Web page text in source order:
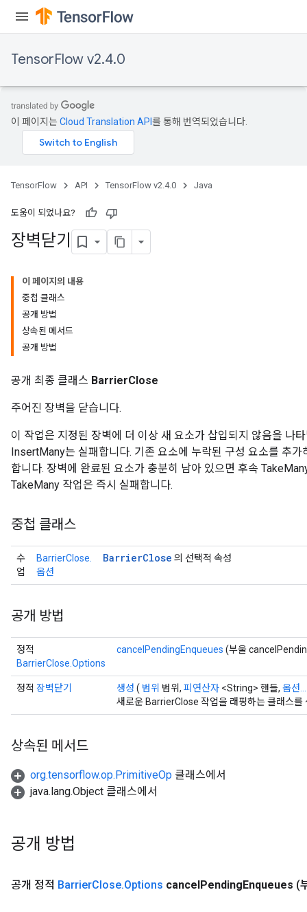
TensorFlow v2.4.0
이 페이지는Cloud Translation API 를 통해 번역되었습니다.
TensorFlow API TensorFlow v2.4.0 Java
도움이 되었나요?
장벽닫기
이 페이지의 내용
중첩 클래스
공개 방법
상속된 메서드
공개 방법
공개 최종 클래스 BarrierClose
주어진 장벽을 닫습니다.
이 작업은 지정된 장벽에 더 이상 새 요소가 삽입되지 않음을 나
InsertMany는 실패합니다. 기존 요소에 누락된 구성 요소를 추
합니다. 장벽에 완료된 요소가 충분히 남아 있으면 후속
TakeMany 작업은 즉시 실패합니다.
중첩 클래스
수
업
BarrierClose.
옵션
BarrierClose 의 선택적 속성
공개 방법
정적
BarrierClose.Options
cancelPendingEnqueues (부울
정적 장벽닫기 생성 ( 범위 범위, 피연산자 <String> 핸들, 옵션...
새로운 BarrierClose 작업을 래핑하는 클래스를
상속된 메서드
org.tensorflow.op.PrimitiveOp 클래스에서
java.lang.Object 클래스에서
공개 방법
공개 정적 BarrierClose.Options cancelPendingEnqueues (